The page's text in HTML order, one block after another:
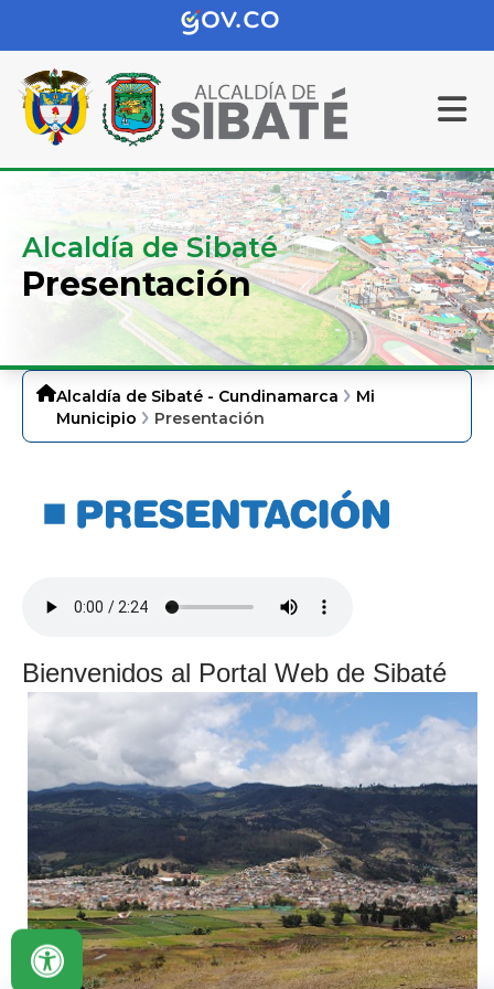
Alcaldía de Sibaté
Presentación
Alcaldía de Sibaté - Cundinamarca
Mi
Municipio
Presentación
Bienvenidos al Portal Web de Sibaté